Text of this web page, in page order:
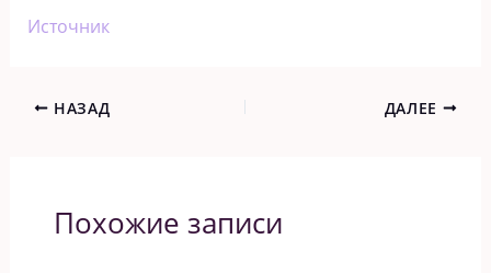
Источник
НАЗАД ДАЛЕЕ
Похожие записи